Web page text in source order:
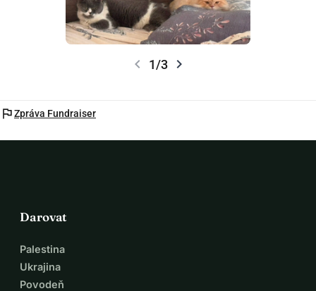
chevron_left 1/3 chevron_right
flagZpráva Fundraiser
Darovat
Palestina
Ukrajina
Povodeň